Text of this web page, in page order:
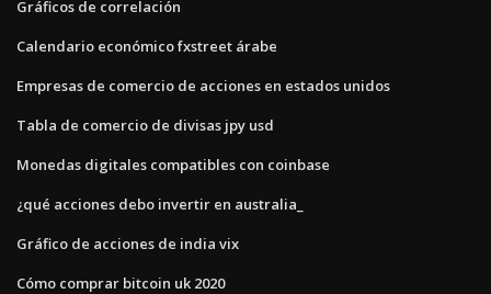
Gráficos de correlación
Calendario económico fxstreet árabe
Empresas de comercio de acciones en estados unidos
Tabla de comercio de divisas jpy usd
Monedas digitales compatibles con coinbase
¿qué acciones debo invertir en australia_
Gráfico de acciones de india vix
Cómo comprar bitcoin uk 2020